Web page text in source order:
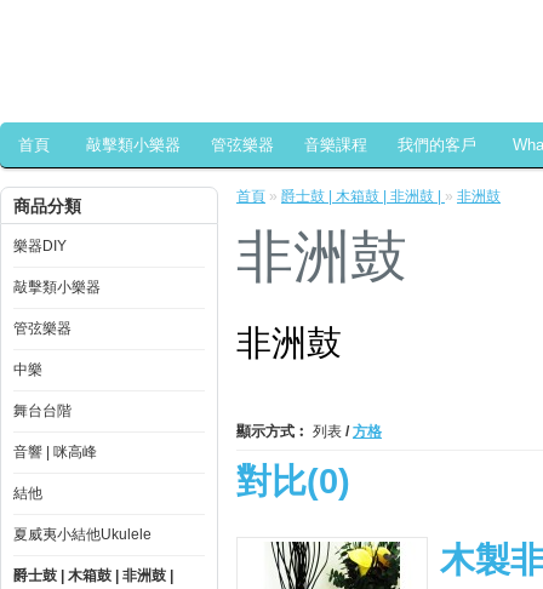
首頁 敲擊類小樂器 管弦樂器 音樂課程 我們的客戶
商品分類
樂器DIY
敲擊類小樂器
管弦樂器
中樂
舞台台階
音響 | 咪高峰
結他
夏威夷小結他Ukulele
爵士鼓 | 木箱鼓 | 非洲鼓 |
首頁 » 爵士鼓 | 木箱鼓 | 非洲鼓 | » 非洲鼓
非洲鼓
非洲鼓
顯示方式︰ 列表 / 方格
對比(0)
木製